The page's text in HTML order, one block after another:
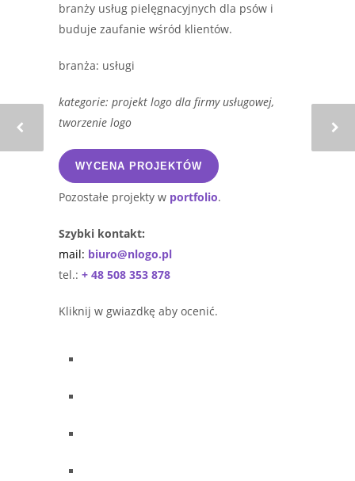
branży usług pielęgnacyjnych dla psów i
buduje zaufanie wśród klientów.
branża: usługi
kategorie: projekt logo dla firmy usługowej,
tworzenie logo
WYCENA PROJEKTÓW
Pozostałe projekty w portfolio.
Szybki kontakt:
mail: biuro@nlogo.pl
tel.: + 48 508 353 878
Kliknij w gwiazdkę aby ocenić.